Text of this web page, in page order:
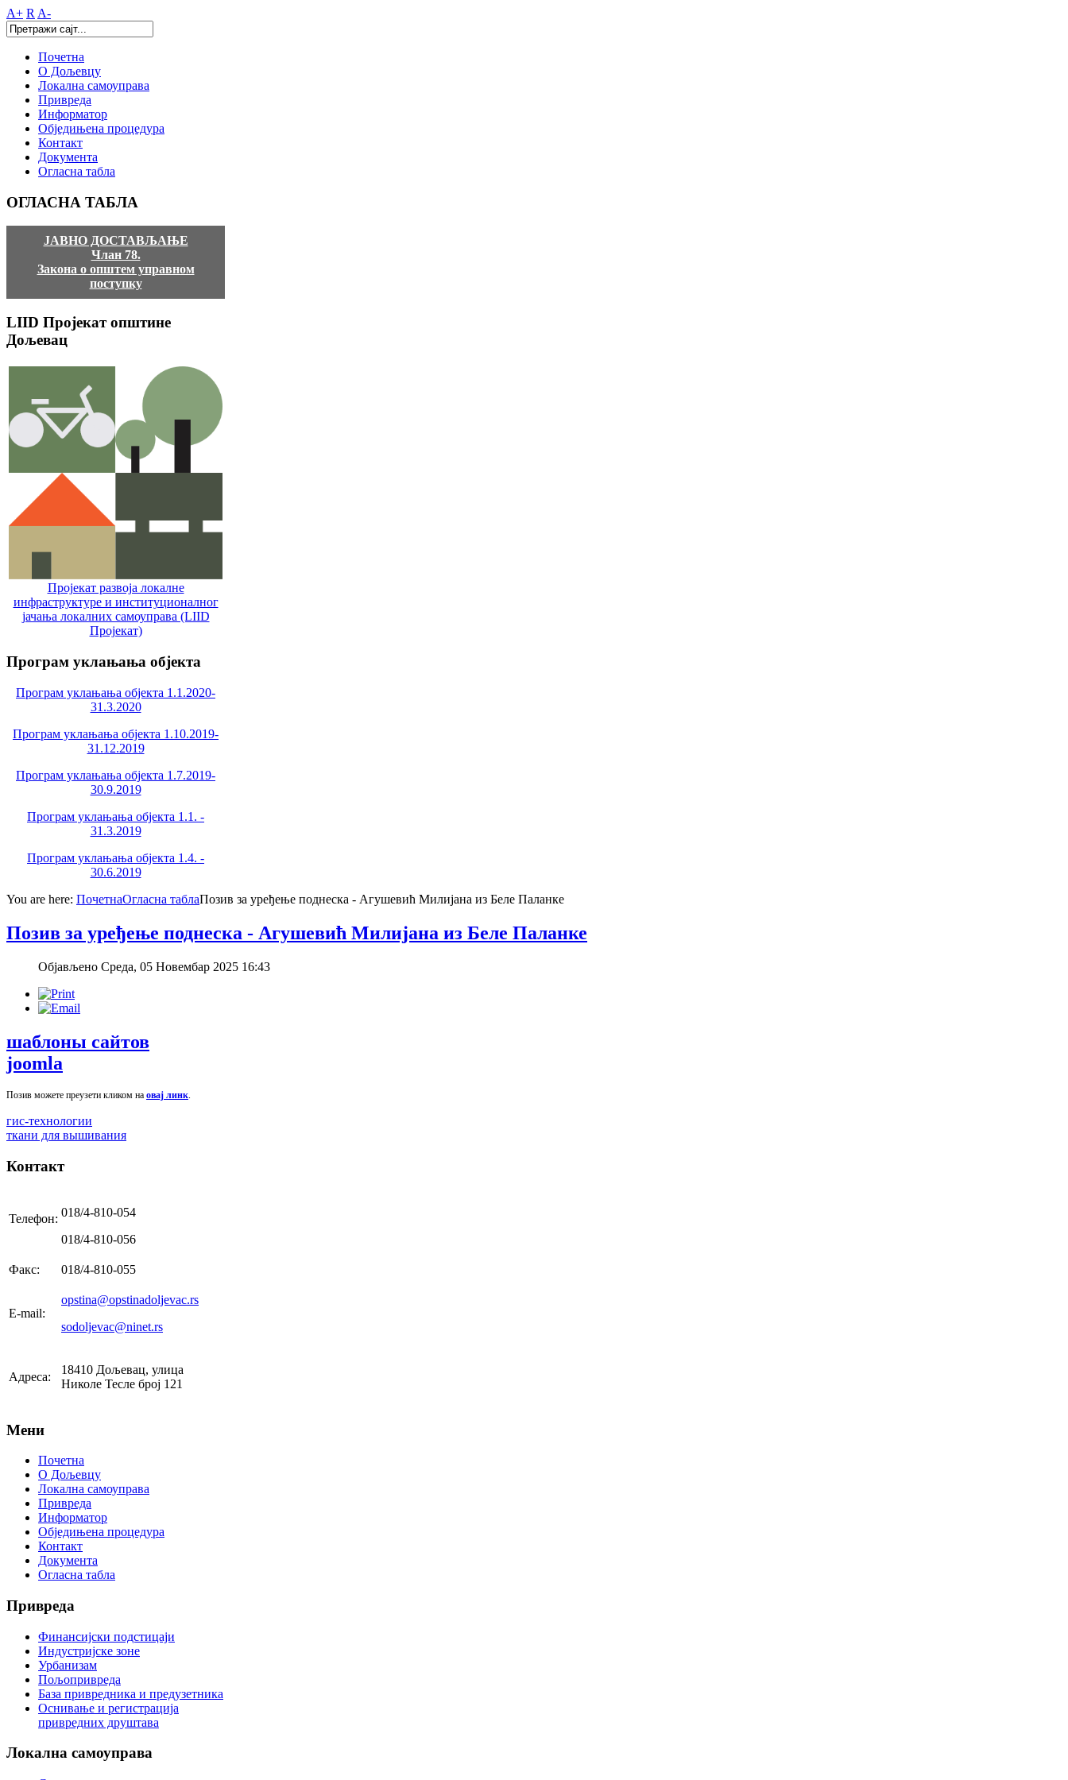
A+ R A-
Почетна
О Дољевцу
Локална самоуправа
Привреда
Информатор
Обједињена процедура
Контакт
Документа
Огласна табла
ОГЛАСНА ТАБЛА
ЈАВНО ДОСТАВЉАЊЕ
Члан 78.
Закона о општем управном
поступку
LIID Пројекат општине
Дољевац
Пројекат развоја локалне
инфраструктуре и институционалног
јачања локалних самоуправa (LIID
Пројекат)
Програм уклањања објекта
Програм уклањања објекта 1.1.2020-
31.3.2020
Програм уклањања објекта 1.10.2019-
31.12.2019
Програм уклањања објекта 1.7.2019-
30.9.2019
Програм уклањања објекта 1.1. -
31.3.2019
Програм уклањања објекта 1.4. -
30.6.2019
You are here: ПочетнаОгласна таблаПозив за уређење поднеска - Агушевић Милијана из Беле Паланке
Позив за уређење поднеска - Агушевић Милијана из Беле Паланке
Објављено Среда, 05 Новембар 2025 16:43
шаблоны сайтов
joomla
Позив можете преузети кликом на овај линк.
гис-технологии
ткани для вышивания
Контакт
Телефон: 018/4-810-054
018/4-810-056
Факс: 018/4-810-055
E-mail:
opstina@opstinadoljevac.rs
sodoljevac@ninet.rs
Адреса:
18410 Дољевац, улица
Николе Тесле број 121
Мени
Почетна
О Дољевцу
Локална самоуправа
Привреда
Информатор
Обједињена процедура
Контакт
Документа
Огласна табла
Привреда
Финансијски подстицаји
Индустријске зоне
Урбанизам
Пољопривреда
База привредника и предузетника
Оснивање и регистрација
привредних друштава
Локална самоуправа